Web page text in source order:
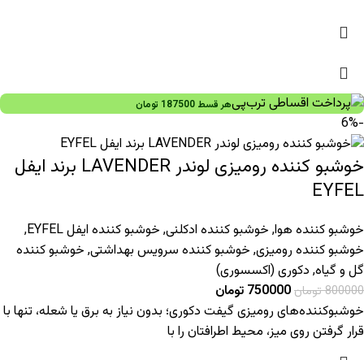
هر قسط 187500 تومان
-6%
خوشبو کننده رومیزی لوندر LAVENDER برند ایفل
EYFEL
خوشبو کننده هوا, خوشبو کننده ادکلنی, خوشبو کننده ایفل EYFEL
,
خوشبو کننده رومیزی, خوشبو کننده سرویس بهداشتی, خوشبو کننده
گل و گیاه, دکوری (اکسسوری)
800000تومان750000 تومان
خوشبوکننده‌های رومیزی گیفت دکوری؛ بدون نیاز به برق یا شعله، تنها با
قرار گرفتن روی میز، محیط اطرافتان را با